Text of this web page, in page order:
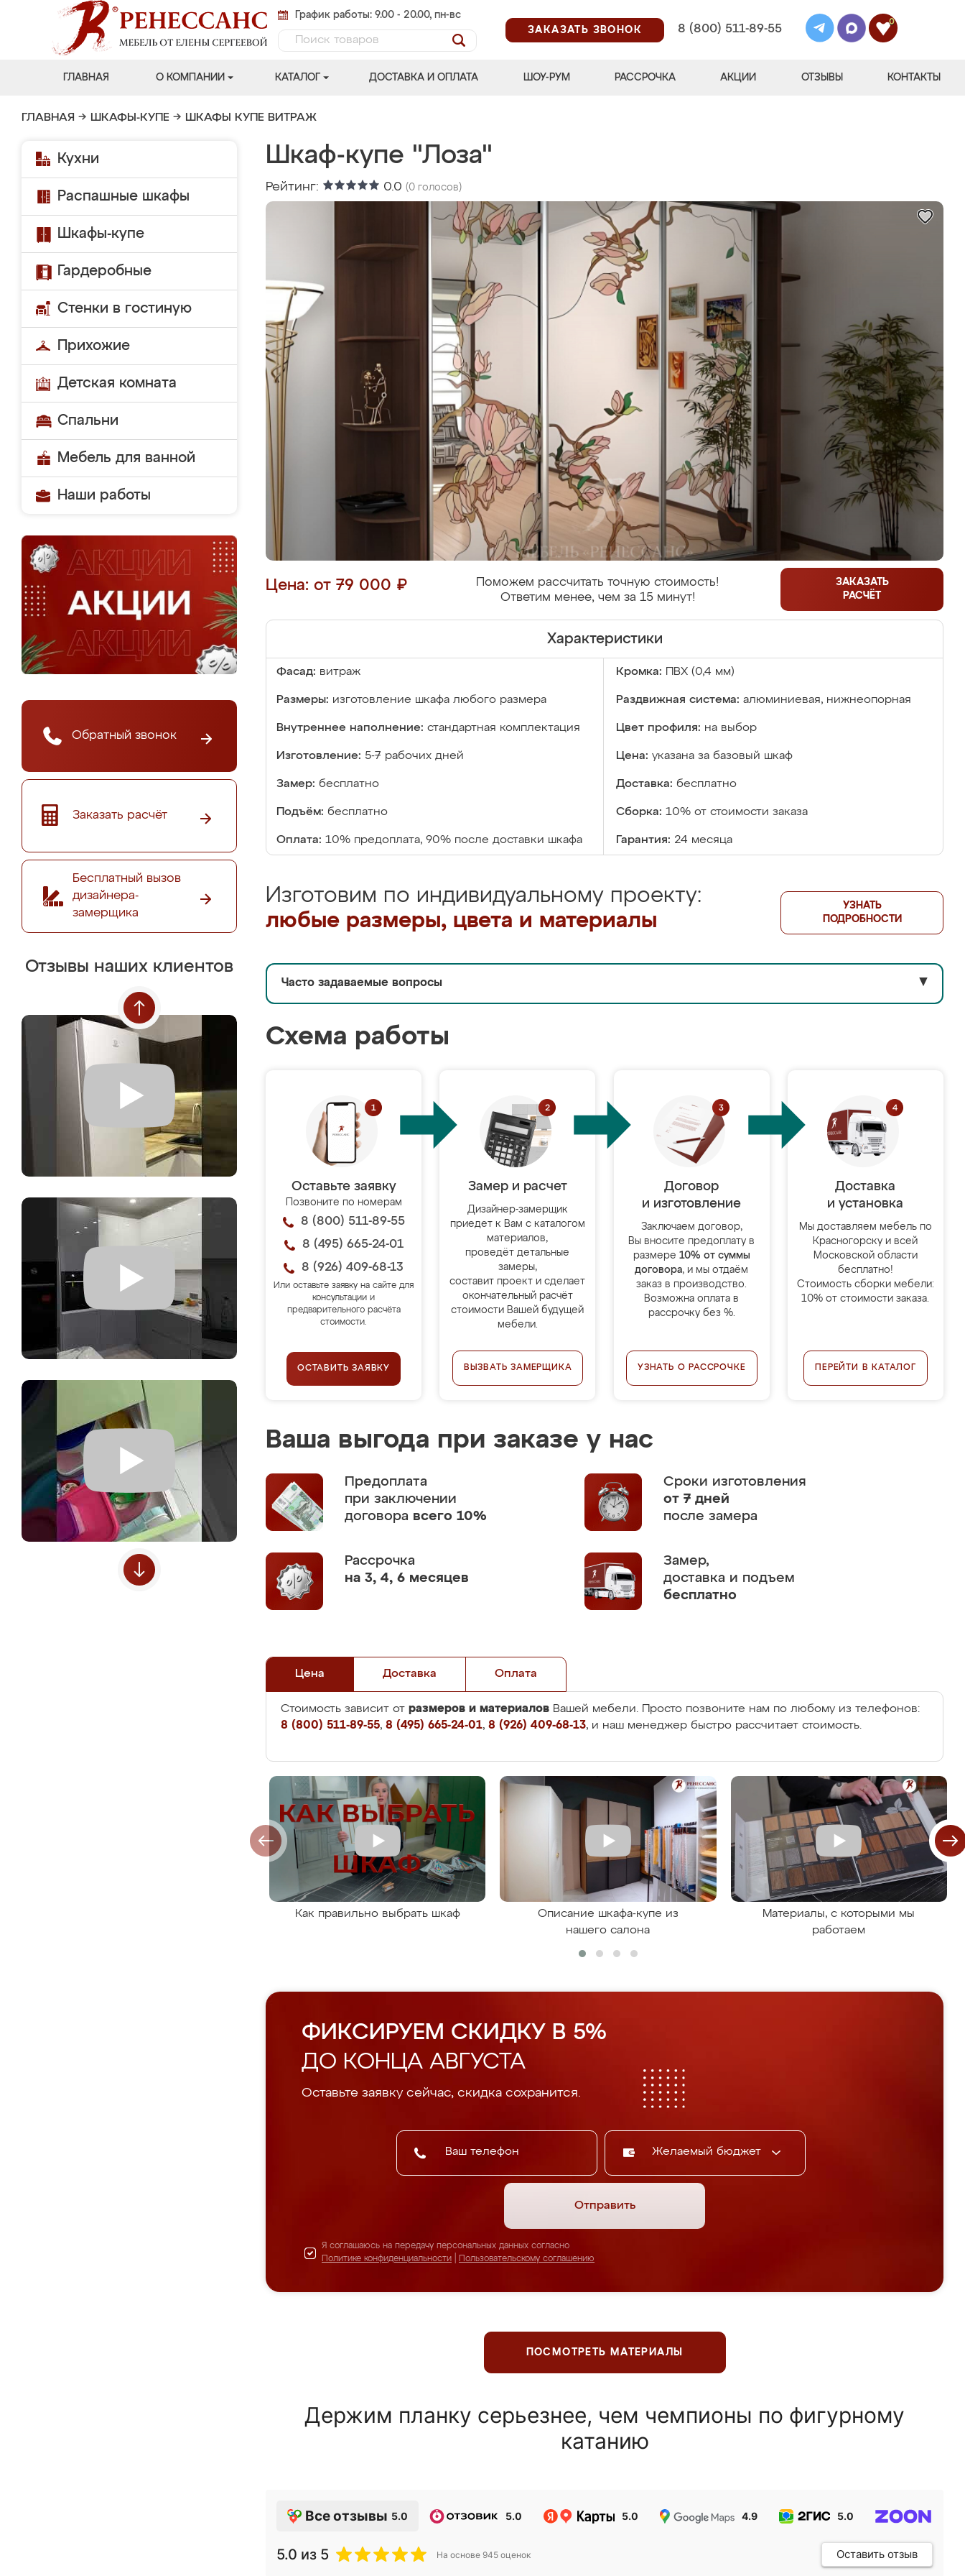
График работы: 9.00 - 20.00, пн-вс
ЗАКАЗАТЬ ЗВОНОК
8 (800) 511-89-55
0
ГЛАВНАЯ О КОМПАНИИ КАТАЛОГ ДОСТАВКА И ОПЛАТА ШОУ-РУМ РАССРОЧКА АКЦИИ ОТЗЫВЫ КОНТАКТЫ
ГЛАВНАЯ → ШКАФЫ-КУПЕ → ШКАФЫ КУПЕ ВИТРАЖ
Кухни
Распашные шкафы
Шкафы-купе
Гардеробные
Стенки в гостиную
Прихожие
Детская комната
Спальни
Мебель для ванной
Наши работы
Обратный звонок
Заказать расчёт
Бесплатный вызов
дизайнера-
замерщика
Отзывы наших клиентов
Шкаф-купе "Лоза"
Рейтинг: 0.0 (0 голосов)
Цена: от 79 000 ₽
Поможем рассчитать точную стоимость!
Ответим менее, чем за 15 минут!
ЗАКАЗАТЬ
РАСЧЁТ
Характеристики
Фасад: витраж Кромка: ПВХ (0,4 мм)
Размеры: изготовление шкафа любого размера Раздвижная система: алюминиевая, нижнеопорная
Внутреннее наполнение: стандартная комплектация Цвет профиля: на выбор
Изготовление: 5-7 рабочих дней Цена: указана за базовый шкаф
Замер: бесплатно Доставка: бесплатно
Подъём: бесплатно Сборка: 10% от стоимости заказа
Оплата: 10% предоплата, 90% после доставки шкафа Гарантия: 24 месяца
Изготовим по индивидуальному проекту:
любые размеры, цвета и материалы
УЗНАТЬ
ПОДРОБНОСТИ
Часто задаваемые вопросы ▼
Схема работы
Оставьте заявку
Позвоните по номерам
8 (800) 511-89-55
8 (495) 665-24-01
8 (926) 409-68-13
Или оставьте заявку на сайте для
консультации и
предварительного расчёта
стоимости.
ОСТАВИТЬ ЗАЯВКУ
Замер и расчет
Дизайнер-замерщик
приедет к Вам с каталогом
материалов,
проведёт детальные
замеры,
составит проект и сделает
окончательный расчёт
стоимости Вашей будущей
мебели.
ВЫЗВАТЬ ЗАМЕРЩИКА
Договор
и изготовление
Заключаем договор,
Вы вносите предоплату в
размере 10% от суммы
договора, и мы отдаём
заказ в производство.
Возможна оплата в
рассрочку без %.
УЗНАТЬ О РАССРОЧКЕ
Доставка
и установка
Мы доставляем мебель по
Красногорску и всей
Московской области
бесплатно!
Стоимость сборки мебели:
10% от стоимости заказа.
ПЕРЕЙТИ В КАТАЛОГ
Ваша выгода при заказе у нас
Предоплата
при заключении
договора всего 10%
Сроки изготовления
от 7 дней
после замера
Рассрочка
на 3, 4, 6 месяцев
Замер,
доставка и подъем
бесплатно
Цена Доставка Оплата
Стоимость зависит от размеров и материалов Вашей мебели. Просто позвоните нам по любому из телефонов:
8 (800) 511-89-55, 8 (495) 665-24-01, 8 (926) 409-68-13, и наш менеджер быстро рассчитает стоимость.
Как правильно выбрать шкаф
Описание шкафа-купе из
нашего салона
Материалы, с которыми мы
работаем
ФИКСИРУЕМ СКИДКУ В 5%
ДО КОНЦА АВГУСТА
Оставьте заявку сейчас, скидка сохранится.
Желаемый бюджет
Отправить
Я соглашаюсь на передачу персональных данных согласно
Политике конфиденциальности
Пользовательскому соглашению
ПОСМОТРЕТЬ МАТЕРИАЛЫ
Держим планку серьезнее, чем чемпионы по фигурному
катанию
Все отзывы 5.0 5.0 5.0 4.9 5.0
5.0 из 5 На основе 945 оценок Оставить отзыв